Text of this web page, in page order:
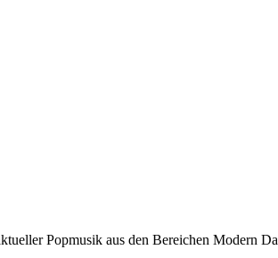
Popmusik aus den Bereichen Modern